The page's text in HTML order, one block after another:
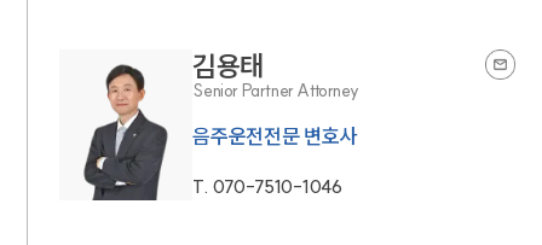
김용태
Senior Partner Attorney
음주운전전문 변호사
T. 070-7510-1046